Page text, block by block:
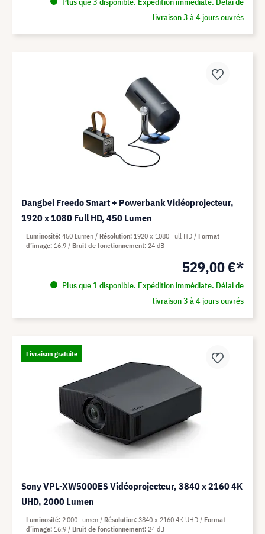
livraison 3 à 4 jours ouvrés
Dangbei Freedo Smart + Powerbank Vidéoprojecteur,
1920 x 1080 Full HD, 450 Lumen
529,00 €*
Plus que 1 disponible. Expédition immédiate. Délai de
livraison 3 à 4 jours ouvrés
Luminosité 450 Lumen Résolution 1920 x 1080 Full HD
Format
d’image 16:9 Bruit de fonctionnement 24 dB
Livraison gratuite
Sony VPL-XW5000ES Vidéoprojecteur, 3840 x 2160 4K
UHD, 2000 Lumen
Luminosité 2 000 Lumen Résolution 3840 x 2160 4K UHD
Format
d’image 16:9 Bruit de fonctionnement 24 dB